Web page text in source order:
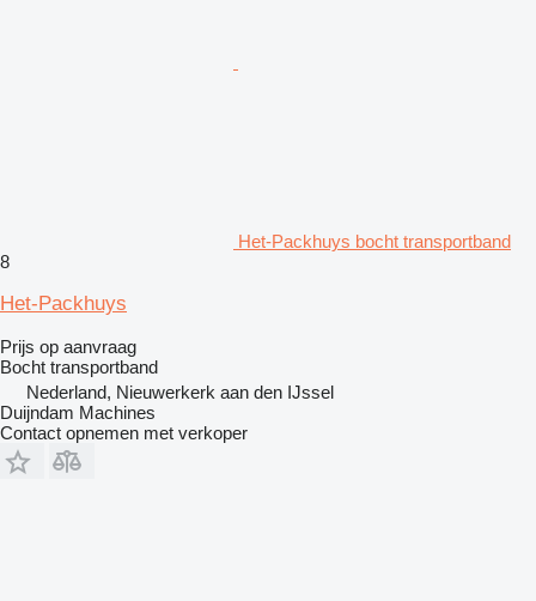
Het-Packhuys bocht transportband
8
Het-Packhuys
Prijs op aanvraag
Bocht transportband
Nederland, Nieuwerkerk aan den IJssel
Duijndam Machines
Contact opnemen met verkoper